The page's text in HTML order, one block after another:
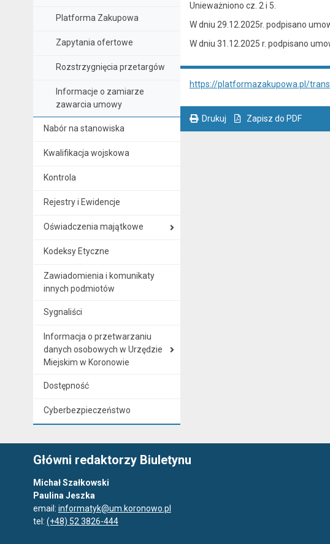
Platforma Zakupowa
Zapytania ofertowe
Rozstrzygnięcia przetargów
Informacje o zamiarze
zawarcia umowy
Nabór na stanowiska
Kwalifikacja wojskowa
Kontrola
Rejestry i Ewidencje
Oświadczenia majątkowe
Kodeksy Etyczne
Zawiadomienia i komunikaty
innych podmiotów
Sygnaliści
Informacja o przetwarzaniu
danych osobowych w Urzędzie
Miejskim w Koronowie
Dostępność
Cyberbezpieczeństwo
Unieważniono cz. 2 i 5.
W dniu 29.12.2025r. podpisano
W dniu 31.12.2025 r. podpisano
https://platformazakupowa.pl/
Drukuj Zapisz do PDF
Główni redaktorzy Biuletynu
Michał Szałkowski
Paulina Jeszka
email: informatyk@um.koronowo.pl
tel: (+48) 52 3826-444